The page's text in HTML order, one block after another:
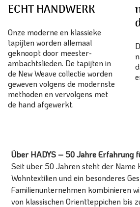
ECHT HANDWERK
Onze moderne en klassieke
tapijten worden allemaal
geknoopt door meester-
ambachtslieden. De tapijten in
de New Weave collectie worden
geweven volgens de modernste
methoden en vervolgens met
de hand afgewerkt.
Über HADYS – 50 Jahre Erfahrung
Seit über 50 Jahren steht der Name
Wohntextilien und ein besonderes
Familienunternehmen kombinieren
von klassischen Orientteppichen bis